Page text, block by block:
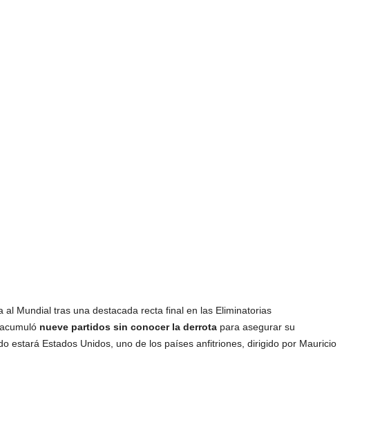
al Mundial tras una destacada recta final en las Eliminatorias
nueve partidos sin conocer la derrotapara asegurar su
estará Estados Unidos, uno de los países anfitriones, dirigido por Mauricio